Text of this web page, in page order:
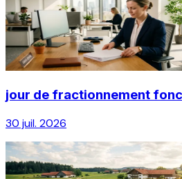
jour de fractionnement
30 juil. 2026